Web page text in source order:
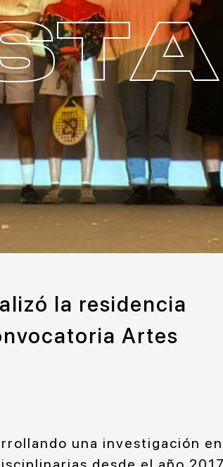
la residencia
Artes
una investigación